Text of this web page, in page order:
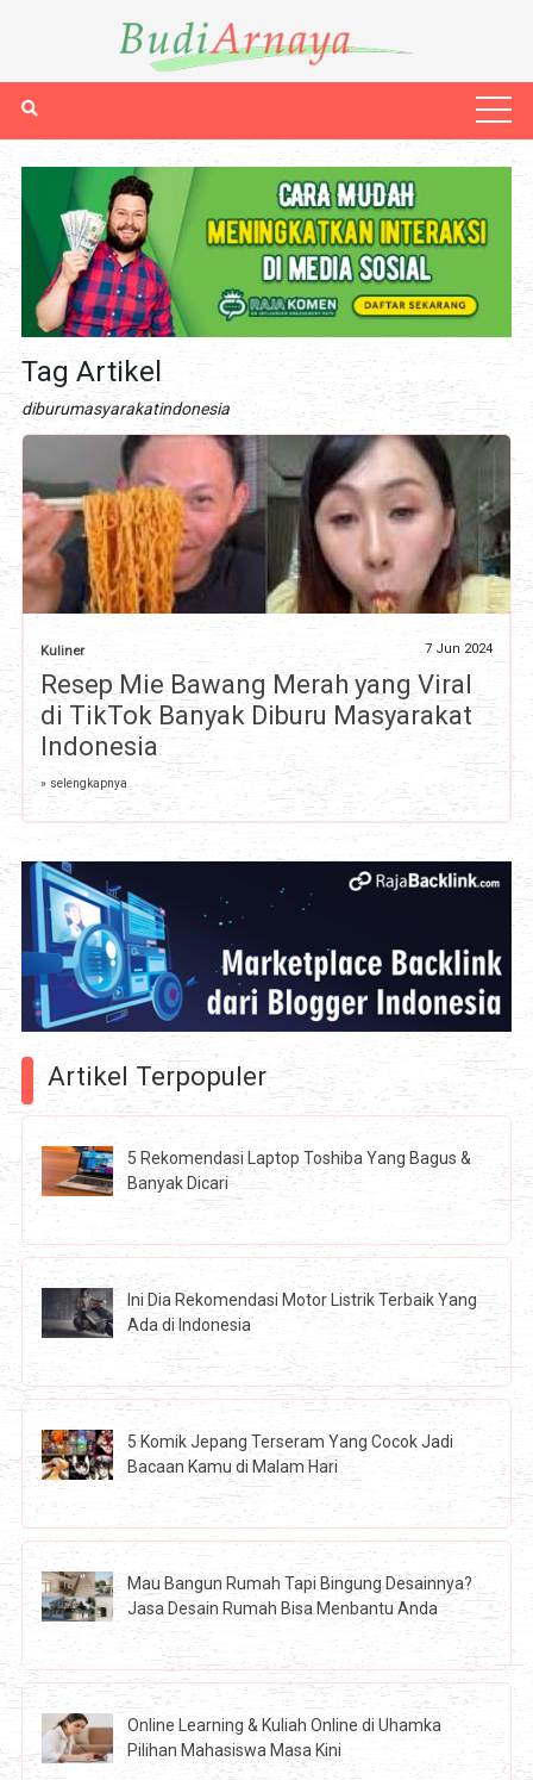
Tag Artikel
diburumasyarakatindonesia
Kuliner 7 Jun 2024
Resep Mie Bawang Merah yang Viral
di TikTok Banyak Diburu Masyarakat
Indonesia
» selengkapnya
Artikel Terpopuler
5 Rekomendasi Laptop Toshiba Yang Bagus &
Banyak Dicari
Ini Dia Rekomendasi Motor Listrik Terbaik Yang
Ada di Indonesia
5 Komik Jepang Terseram Yang Cocok Jadi
Bacaan Kamu di Malam Hari
Mau Bangun Rumah Tapi Bingung Desainnya?
Jasa Desain Rumah Bisa Menbantu Anda
Online Learning & Kuliah Online di Uhamka
Pilihan Mahasiswa Masa Kini